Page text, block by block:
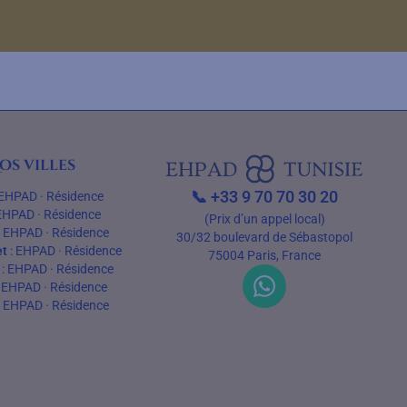
villes
· Résidence
· Résidence
EHPAD · Résidence
: EHPAD · Résidence
: EHPAD · Résidence
EHPAD· Résidence
EHPAD· Résidence
📞+33 9 70 70 30 20
(Prix d’un appel local)
30/32 boulevard de Sébastopol
75004 Paris, France